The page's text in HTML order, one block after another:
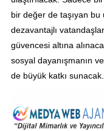
bir değer de taşıyan
dezavantajlı
güvencesi altına
sosyal dayanışmanın
de büyük katkı sunacak.